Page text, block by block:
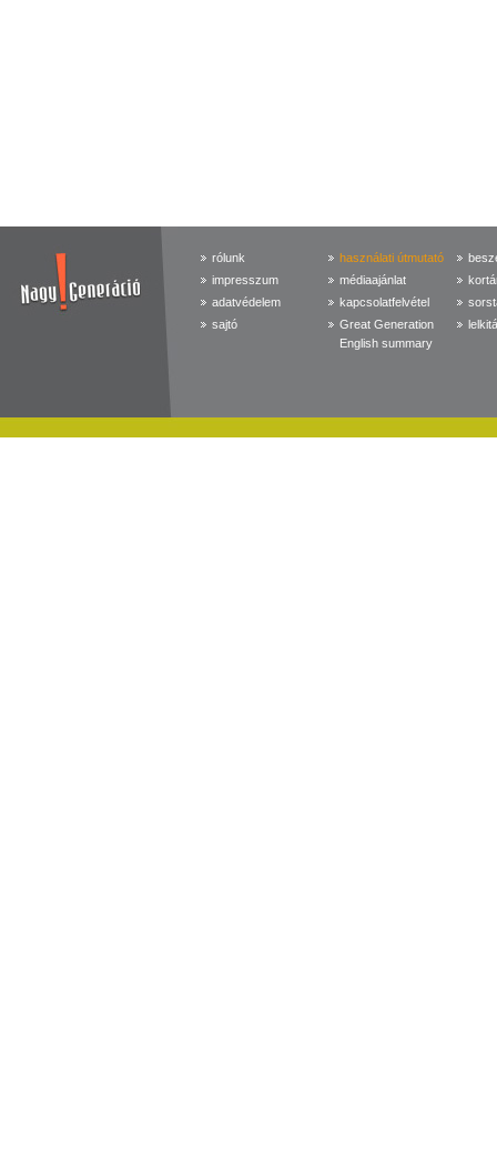
rólunk
impresszum
adatvédelem
sajtó
használati útmutató
médiaajánlat
kapcsolatfelvétel
Great Generation
English summary